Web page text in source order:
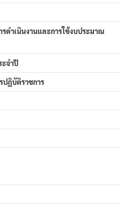
ดำเนินงานและการใช้งบประมาณ
ะจำปี
ปฏิบัติราชการ